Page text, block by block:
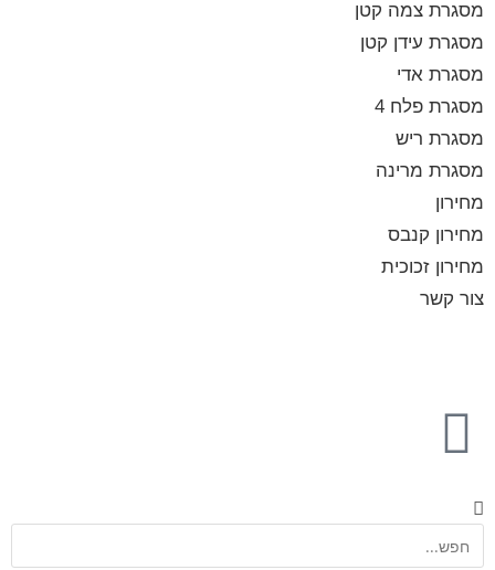
מסגרת צמה קטן
מסגרת עידן קטן
מסגרת אדי
מסגרת פלח 4
מסגרת ריש
מסגרת מרינה
מחירון
מחירון קנבס
מחירון זכוכית
צור קשר